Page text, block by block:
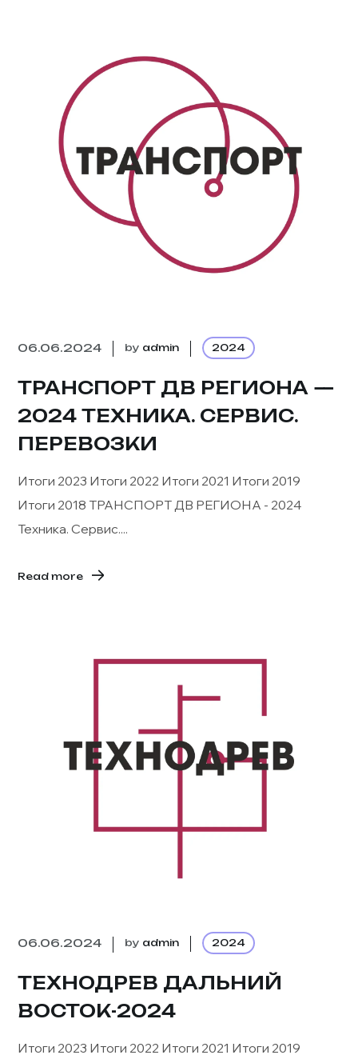
06.06.2024 by admin 2024
ТРАНСПОРТ ДВ РЕГИОНА —
2024 ТЕХНИКА. СЕРВИС.
ПЕРЕВОЗКИ
Итоги 2023 Итоги 2022 Итоги 2021 Итоги 2019
Итоги 2018 ТРАНСПОРТ ДВ РЕГИОНА - 2024
Техника. Сервис....
Read more
06.06.2024 by admin 2024
ТЕХНОДРЕВ ДАЛЬНИЙ
ВОСТОК-2024
Итоги 2023 Итоги 2022 Итоги 2021 Итоги 2019